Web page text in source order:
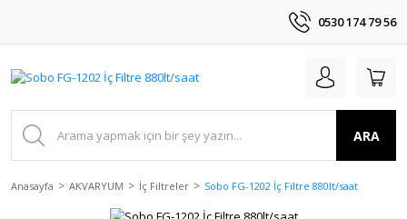
0530 174 79 56
ARA
Anasayfa AKVARYUM İç Filtreler Sobo FG-1202 İç Filtre 880lt/saat